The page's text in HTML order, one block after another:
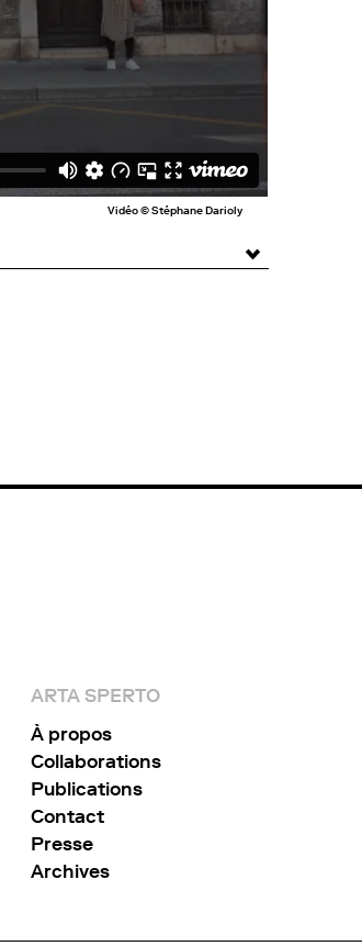
Vidéo © Stéphane Darioly
ARTA SPERTO
À propos
Collaborations
Publications
Contact
Presse
Archives